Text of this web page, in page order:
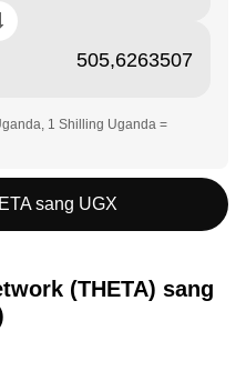
1 Shilling Uganda =
sang UGX
(THETA) sang